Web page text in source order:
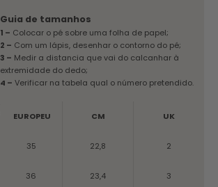
Guia de tamanhos
1 – Colocar o pé sobre uma folha de papel;
2 – Com um lápis, desenhar o contorno do pé;
3 – Medir a distancia que vai do calcanhar à
extremidade do dedo;
4 – Verificar na tabela qual o número pretendido.
EUROPEU CM UK
35 22,8 2
36 23,4 3